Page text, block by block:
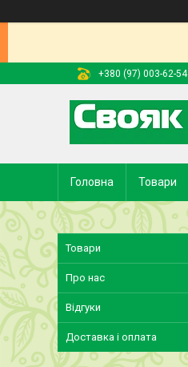
+380 (97) 003-62-54
Головна Товари
Товари
Про нас
Відгуки
Доставка і оплата